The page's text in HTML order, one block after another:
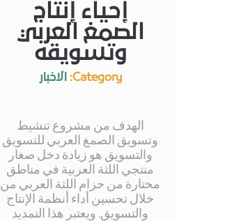
إحياء إنتاج
الصمغ العربي
وتسويقه
Category: الاخبار
الهدف من مشروع تنشيط
وتسويق الصمغ العربي للتسويق
والتسويق هو زيادة دخل صغار
منتجي اللثة العربية في مناطق
مختارة من حزام اللثة العربي من
خلال تحسين أداء أنظمة الإنتاج
والتسويق. ويعتبر هذا التمديد